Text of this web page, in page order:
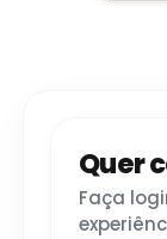
Quer
Faça